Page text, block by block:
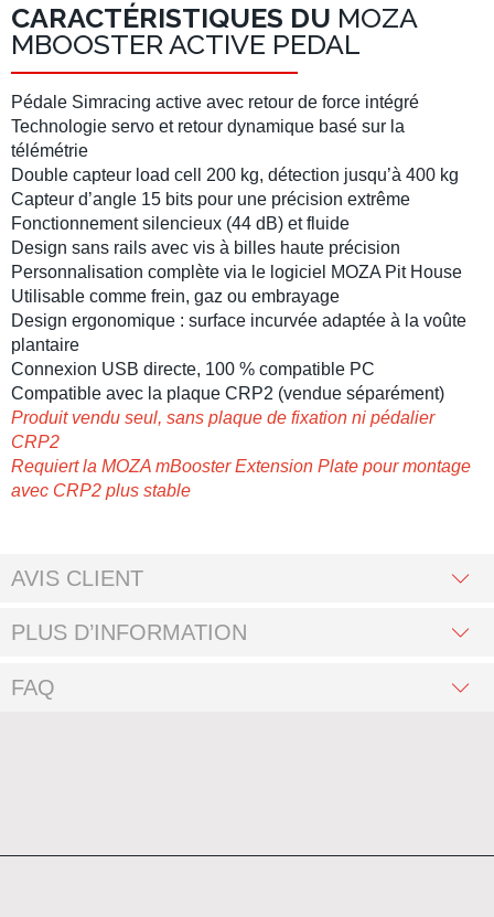
CARACTÉRISTIQUES DU MOZA
MBOOSTER ACTIVE PEDAL
Pédale Simracing active avec retour de force intégré
Technologie servo et retour dynamique basé sur la
télémétrie
Double capteur load cell 200 kg, détection jusqu’à 400 kg
Capteur d’angle 15 bits pour une précision extrême
Fonctionnement silencieux (44 dB) et fluide
Design sans rails avec vis à billes haute précision
Personnalisation complète via le logiciel MOZA Pit House
Utilisable comme frein, gaz ou embrayage
Design ergonomique : surface incurvée adaptée à la voûte
plantaire
Connexion USB directe, 100 % compatible PC
Compatible avec la plaque CRP2 (vendue séparément)
Produit vendu seul, sans plaque de fixation ni pédalier
CRP2
Requiert la MOZA mBooster Extension Plate pour montage
avec CRP2 plus stable
AVIS CLIENT
PLUS D’INFORMATION
FAQ